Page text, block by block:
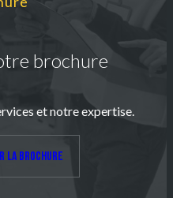
brochure
et notre expertise.
la brochure